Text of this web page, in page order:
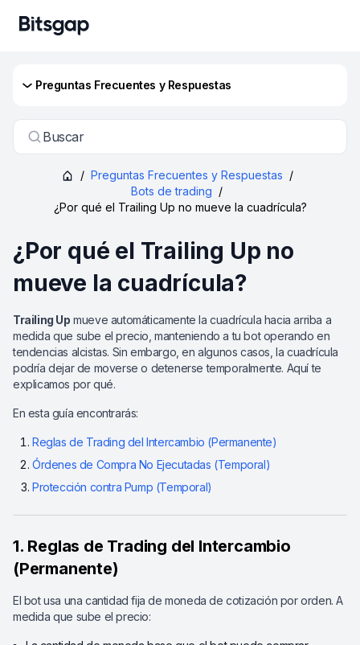
Preguntas Frecuentes y Respuestas
Buscar
/ Preguntas Frecuentes y Respuestas /
Bots de trading /
¿Por qué el Trailing Up no mueve la cuadrícula?
¿Por qué el Trailing Up no
mueve la cuadrícula?
Trailing Up mueve automáticamente la cuadrícula hacia arriba a
medida que sube el precio, manteniendo a tu bot operando en
tendencias alcistas. Sin embargo, en algunos casos, la cuadrícula
podría dejar de moverse o detenerse temporalmente. Aquí te
explicamos por qué.
En esta guía encontrarás:
Reglas de Trading del Intercambio (Permanente)
Órdenes de Compra No Ejecutadas (Temporal)
Protección contra Pump (Temporal)
1. Reglas de Trading del Intercambio
(Permanente)
El bot usa una cantidad fija de moneda de cotización por orden. A
medida que sube el precio: